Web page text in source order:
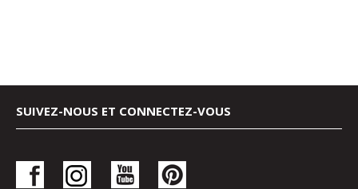
SUIVEZ-NOUS ET CONNECTEZ-VOUS